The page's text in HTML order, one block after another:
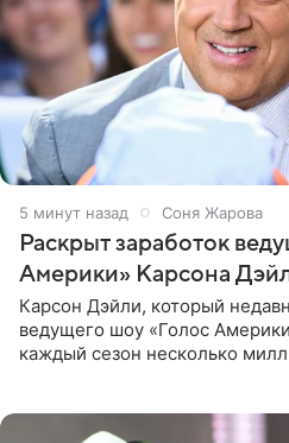
5 минут назад Соня Жарова
Раскрыт заработок
Америки» Карсона
Карсон Дэйли, который
ведущего шоу «Голос
каждый сезон несколько